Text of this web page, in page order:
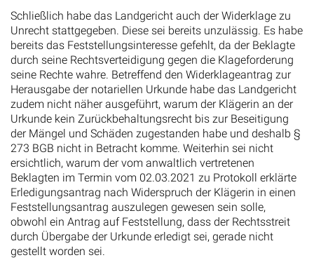
Schließlich habe das Landgericht auch der Widerklage zu
Unrecht stattgegeben. Diese sei bereits unzulässig. Es habe
bereits das Feststellungsinteresse gefehlt, da der Beklagte
durch seine Rechtsverteidigung gegen die Klageforderung
seine Rechte wahre. Betreffend den Widerklageantrag zur
Herausgabe der notariellen Urkunde habe das Landgericht
zudem nicht näher ausgeführt, warum der Klägerin an der
Urkunde kein Zurückbehaltungsrecht bis zur Beseitigung
der Mängel und Schäden zugestanden habe und deshalb §
273 BGB nicht in Betracht komme. Weiterhin sei nicht
ersichtlich, warum der vom anwaltlich vertretenen
Beklagten im Termin vom 02.03.2021 zu Protokoll erklärte
Erledigungsantrag nach Widerspruch der Klägerin in einen
Feststellungsantrag auszulegen gewesen sein solle,
obwohl ein Antrag auf Feststellung, dass der Rechtsstreit
durch Übergabe der Urkunde erledigt sei, gerade nicht
gestellt worden sei.